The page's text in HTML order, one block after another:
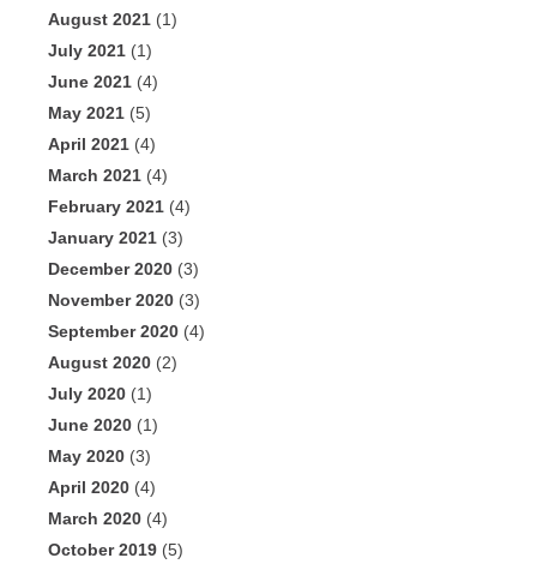
August 2021 (1)
July 2021 (1)
June 2021 (4)
May 2021 (5)
April 2021 (4)
March 2021 (4)
February 2021 (4)
January 2021 (3)
December 2020 (3)
November 2020 (3)
September 2020 (4)
August 2020 (2)
July 2020 (1)
June 2020 (1)
May 2020 (3)
April 2020 (4)
March 2020 (4)
October 2019 (5)